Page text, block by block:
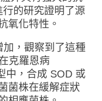
的研究證明了源
氧化特性。
，觀察到了這種
克羅恩病
中，合成 SOD 或
菌株在緩解症狀